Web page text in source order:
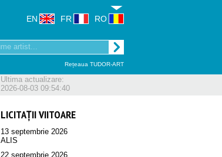
Rețeaua TUDOR-ART
EN FR RO
Ultima actualizare:
2026-08-03 09:54:40
LICITAȚII VIITOARE
13 septembrie 2026
ALIS
22 septembrie 2026